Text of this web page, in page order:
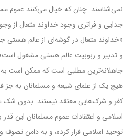
نمی‌شناسند. چنان که خیال می‌کنند عموم
جدایی و فراتری وجود خداوند متعال از
«خداوند متعال در گوشه‌ای از عالم هستی
و تدبیر و ربوبیت عالم هستی مشغول
جاهلانه‌ترین مطلبی است که ممکن است
هیچ یک از علمای شیعه و مسلمانان به جز
کفر و شرک‌هایی معتقد نیستند. بدون
اسلامی و اعتقادات عموم مسلمانان این
توحید اسلامی فرار کرده، و به دامن تصوف